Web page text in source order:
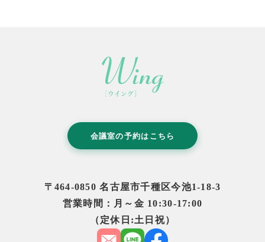
会議室の予約はこちら
〒464-0850 名古屋市千種区今池1-18-3
営業時間：月～金 10:30-17:00
（定休日:土日祝）